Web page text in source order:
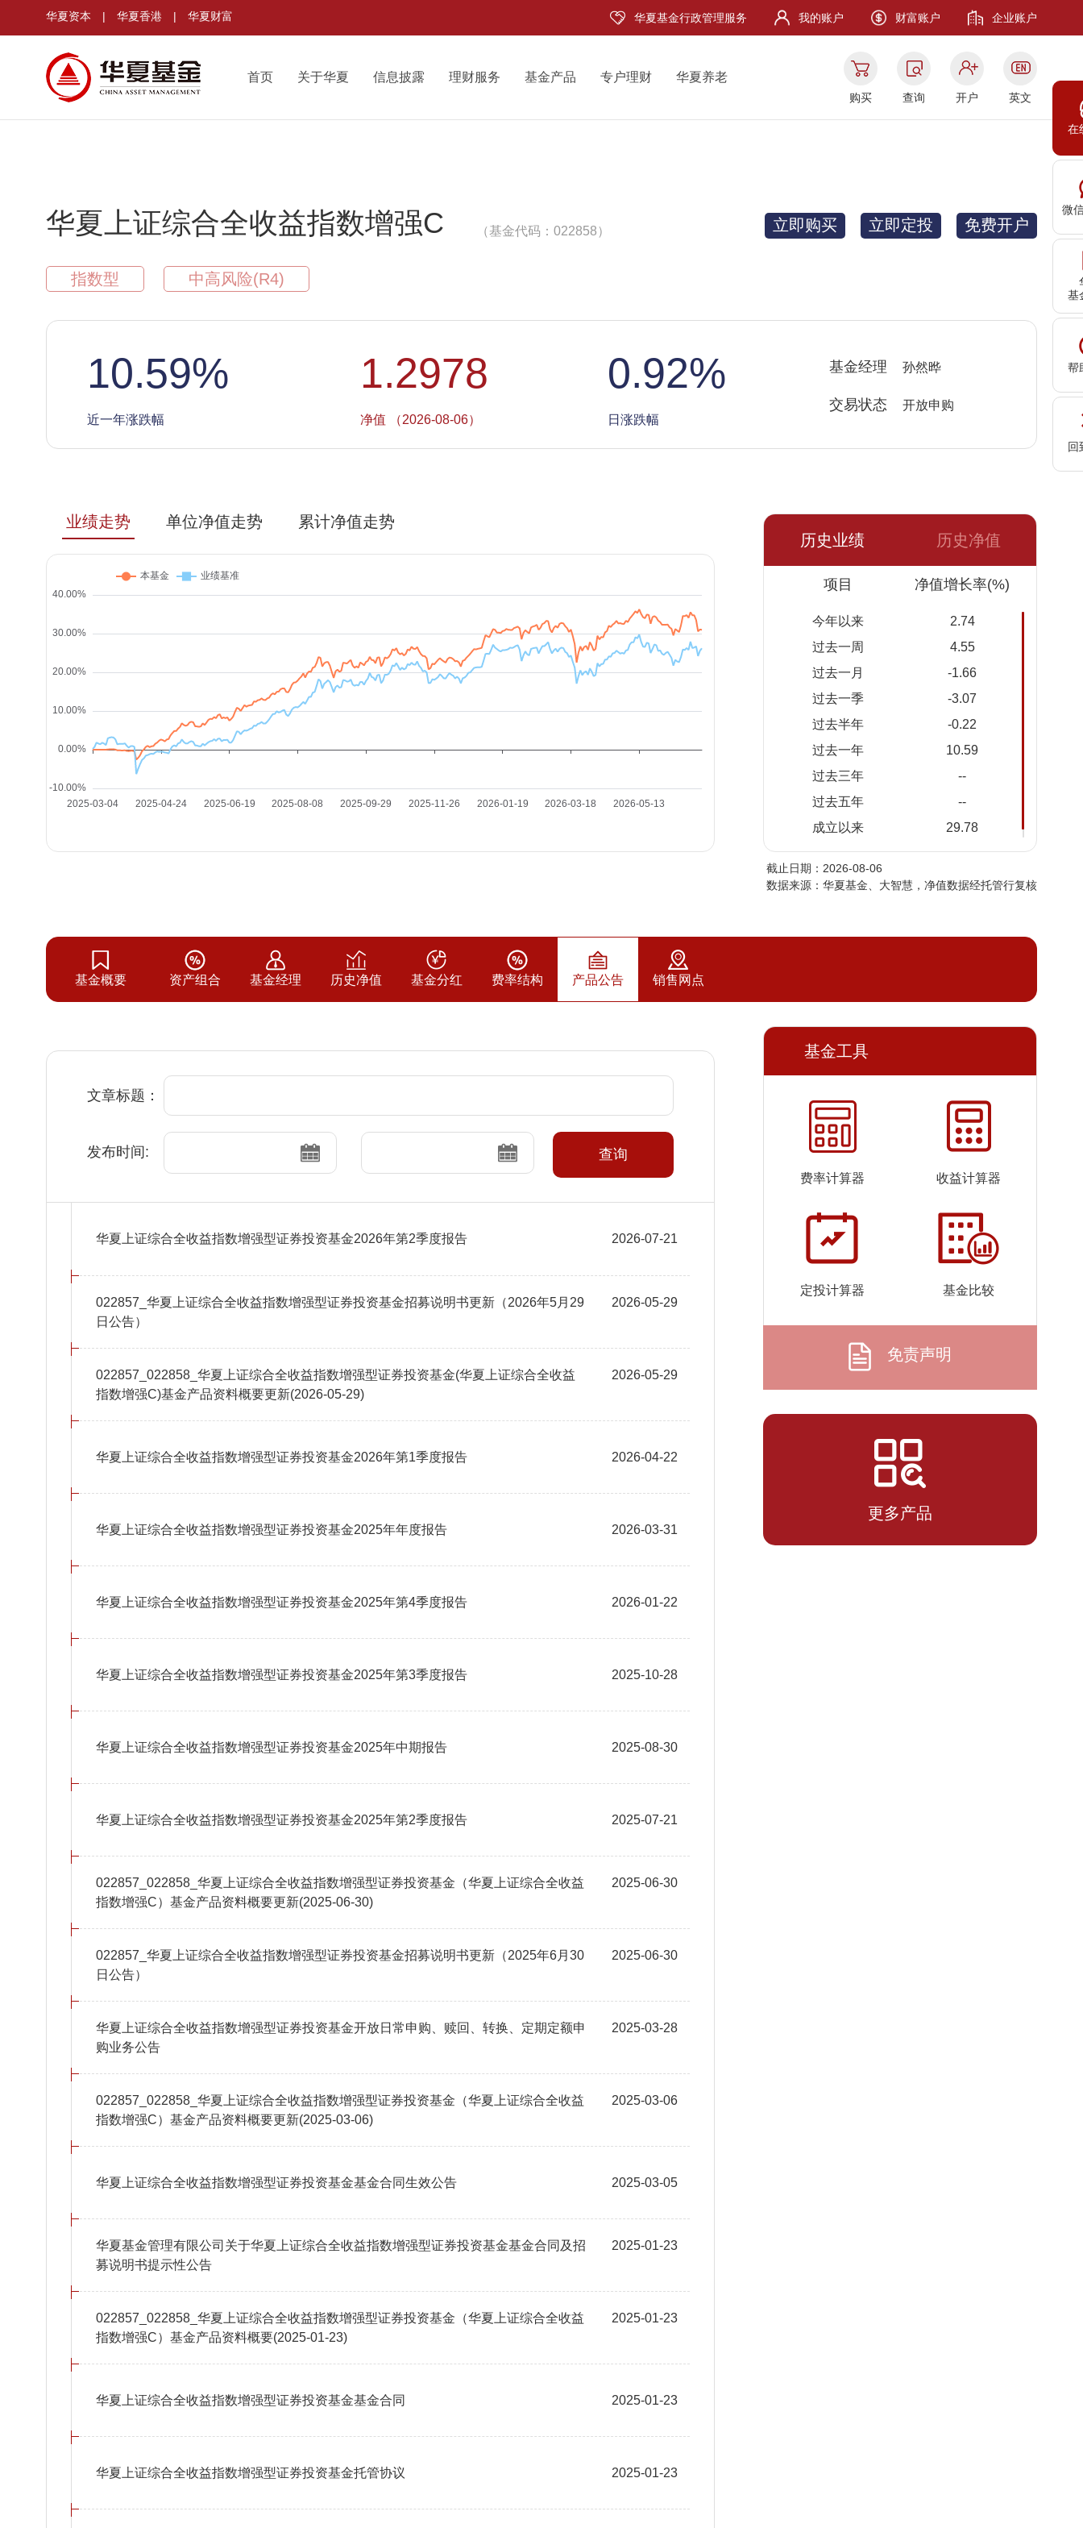
在
微
基
帮
回
华夏资本 | 华夏香港 | 华夏财富 华夏基金行政管理服务 我的账户 财富账户 企业账户
首页 关于华夏 信息披露 理财服务 基金产品 专户理财 华夏养老
购买 查询 开户 英文
华夏上证综合全收益指数增强C （基金代码：022858）
指数型 中高风险(R4)
立即购买 立即定投 免费开户
10.59%
近一年涨跌幅
1.2978
净值 （2026-08-06）
0.92%
日涨跌幅
基金经理 孙然晔
交易状态 开放申购
业绩走势 单位净值走势
累计净值走势
历史业绩
历史净值
项目 净值增长率(%)
今年以来
2.74
过去一周
4.55
过去一月
-1.66
过去一季
-3.07
过去半年
-0.22
过去一年
10.59
过去三年
--
过去五年
--
成立以来
29.78
净值
累计净
2026-
1.2978
08-05
2026-
08-04
1.2654
2026-
08-03
1.2539
2026-
1.2556
2026-
07-30
1.2413 1.2413
2026-
07-27
1.2700 1.2700
2026-
1.2461
07-23
2026-
1.2592
2026-
1.2640
1.2380
07-17
1.2863 1.2863
1.2704
截止日期：2026-08-06
数据来源：华夏基金、大智慧，净值数据经托管行复核
基金概要 资产组合 基金经理 历史净值 基金分红 费率结构 产品公告 销售网点
基金工具
费率计算器 收益计算器
定投计算器 基金比较
免责声明
更多产品